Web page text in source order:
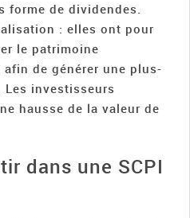
forme de dividendes.
: elles ont pour
le patrimoine
de générer une plus-
Les investisseurs
hausse de la valeur de
dans une SCPI